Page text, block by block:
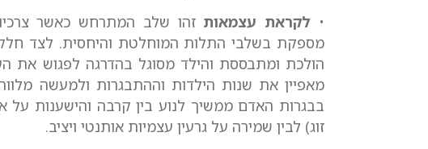
• לקראת עצמאות זהו שלב המתרחש כאשר צרכיו
מספקת בשלבי התלות המוחלטת והיחסית. לצד
הולכת ומתבססת והילד מסוגל בהדרגה לפגוש את
מאפיין את שנות הילדות וההתבגרות ולמעשה
בבגרות האדם ממשיך לנוע בין קרבה והישענות על
זוג) לבין שמירה על גרעין עצמיות אותנטי ויציב.